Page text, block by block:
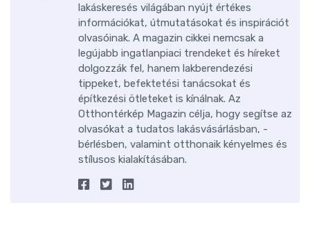
lakáskeresés világában nyújt értékes
információkat, útmutatásokat és inspirációt
olvasóinak. A magazin cikkei nemcsak a
legújabb ingatlanpiaci trendeket és híreket
dolgozzák fel, hanem lakberendezési
tippeket, befektetési tanácsokat és
építkezési ötleteket is kínálnak. Az
Otthontérkép Magazin célja, hogy segítse az
olvasókat a tudatos lakásvásárlásban, -
bérlésben, valamint otthonaik kényelmes és
stílusos kialakításában.